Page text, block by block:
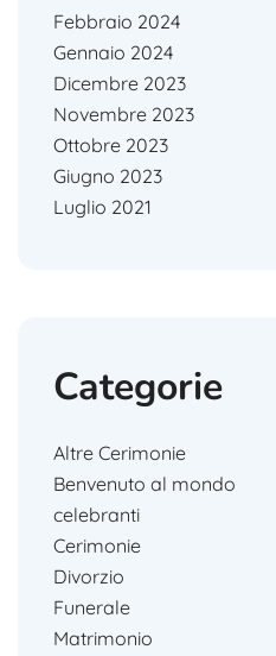
Febbraio 2024
Gennaio 2024
Dicembre 2023
Novembre 2023
Ottobre 2023
Giugno 2023
Luglio 2021
Categorie
Altre Cerimonie
Benvenuto al mondo
celebranti
Cerimonie
Divorzio
Funerale
Matrimonio